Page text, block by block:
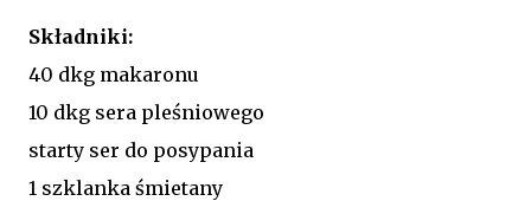
Składniki:
40 dkg makaronu
10 dkg sera pleśniowego
starty ser do posypania
1 szklanka śmietany